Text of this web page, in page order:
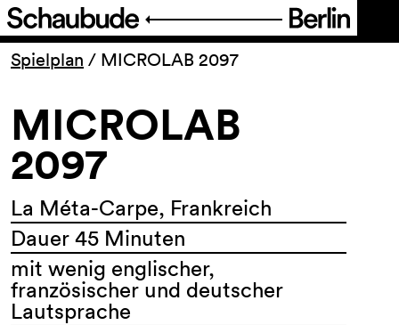
Programm
Ticket
Barrierefreiheit
Über uns
Spielplan / MICROLAB 2097
MICROLAB
2097
La Méta-Carpe, Frankreich
Dauer 45 Minuten
mit wenig englischer,
französischer und deutscher
Lautsprache